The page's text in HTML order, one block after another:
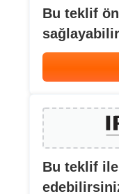
Bu teklif
Bu teklif